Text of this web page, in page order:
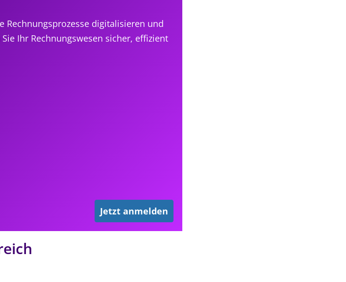
Rechnungsprozesse digitalisieren und
Ihr Rechnungswesen sicher, effizient
Jetzt anmelden